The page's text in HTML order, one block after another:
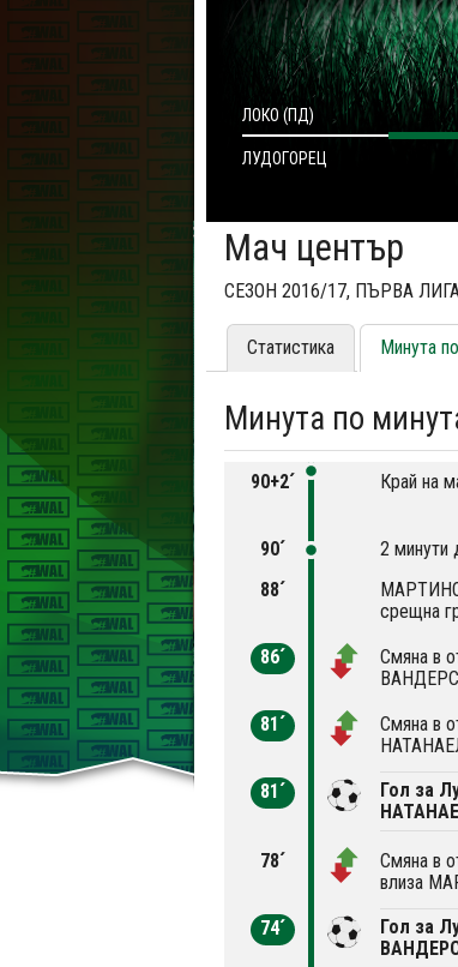
ЛОКО (ПД)
ЛУДОГОРЕЦ
Мач център
СЕЗОН 2016/17, ПЪРВА
Статистика Минута
Минута по
90+2´ Край на
90´
2 минути
88´
срещна
86´
Смяна в
81´
Смяна в
81´
Гол за
78´
Смяна в
влиза
74´
Гол за